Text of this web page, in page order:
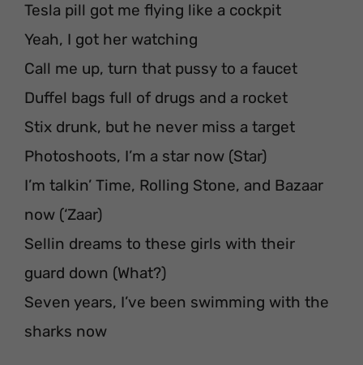
Tesla pill got me flying like a cockpit
Yeah, I got her watching
Call me up, turn that pussy to a faucet
Duffel bags full of drugs and a rocket
Stix drunk, but he never miss a target
Photoshoots, I’m a star now (Star)
I’m talkin’ Time, Rolling Stone, and Bazaar
now (‘Zaar)
Sellin dreams to these girls with their
guard down (What?)
Seven years, I’ve been swimming with the
sharks now